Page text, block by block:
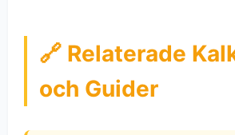
🔗 Relaterade
och Guider